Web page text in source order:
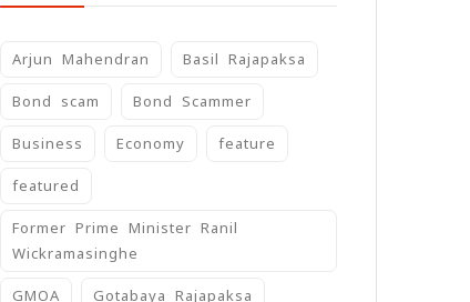
Arjun Mahendran Basil Rajapaksa
Bond scam Bond Scammer
Business Economy feature
featured
Former Prime Minister Ranil
Wickramasinghe
GMOA Gotabaya Rajapaksa